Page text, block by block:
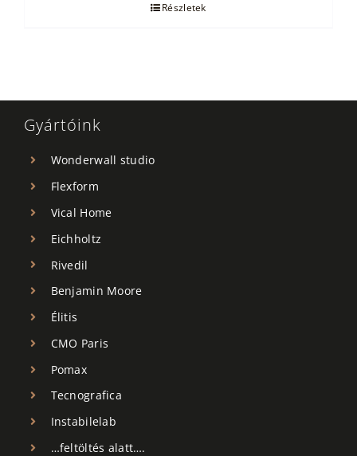
Részletek
Gyártóink
Wonderwall studio
Flexform
Vical Home
Eichholtz
Rivedil
Benjamin Moore
Élitis
CMO Paris
Pomax
Tecnografica
Instabilelab
…feltöltés alatt….